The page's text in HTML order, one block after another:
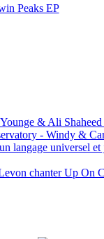
& Ali
- Windy &
langage universel
chanter Up On